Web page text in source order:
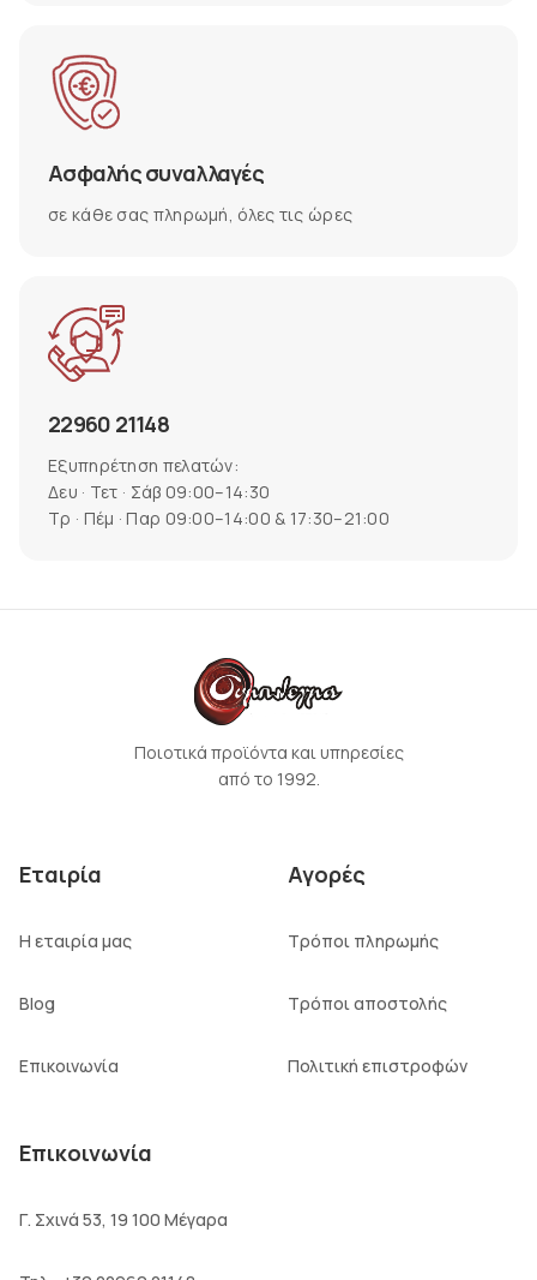
Ασφαλής συναλλαγές
σε κάθε σας πληρωμή, όλες τις ώρες
22960 21148
Εξυπηρέτηση πελατών:
Δευ · Τετ · Σάβ 09:00–14:30
Τρ · Πέμ · Παρ 09:00–14:00 & 17:30–21:00
Ποιοτικά προϊόντα και υπηρεσίες
από το 1992.
Εταιρία
Η εταιρία μας
Blog
Επικοινωνία
Αγορές
Τρόποι πληρωμής
Τρόποι αποστολής
Πολιτική επιστροφών
Επικοινωνία
Γ. Σχινά 53, 19 100 Μέγαρα